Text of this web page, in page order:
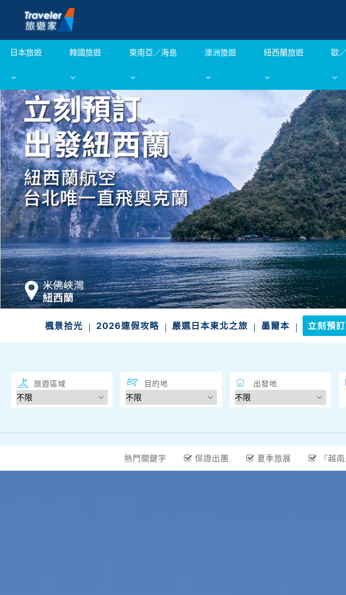
日本旅遊 韓國旅遊 東南亞／海島 澳洲旅遊 紐西蘭旅遊 歐
四國絕景．山陰
發現不一樣的風景 小眾秘境、
精選航班席次，
楓景拾光 2026連假攻略 嚴選日本東北之旅 墨爾本 立刻預訂
旅遊區域 目的地 出發地
熱門關鍵字 保證出團 夏季旅展 『越